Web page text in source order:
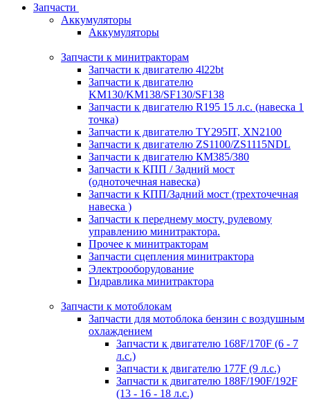
Запчасти
Аккумуляторы
Аккумуляторы
Запчасти к минитракторам
Запчасти к двигателю 4l22bt
Запчасти к двигателю
KM130/KM138/SF130/SF138
Запчасти к двигателю R195 15 л.с. (навеска 1
точка)
Запчасти к двигателю TY295IT, XN2100
Запчасти к двигателю ZS1100/ZS1115NDL
Запчасти к двигателю КМ385/380
Запчасти к КПП / Задний мост
(одноточечная навеска)
Запчасти к КПП/Задний мост (трехточечная
навеска )
Запчасти к переднему мосту, рулевому
управлению минитрактора.
Прочее к минитракторам
Запчасти сцепления минитрактора
Электрооборудование
Гидравлика минитрактора
Запчасти к мотоблокам
Запчасти для мотоблока бензин с воздушным
охлаждением
Запчасти к двигателю 168F/170F (6 - 7
л.с.)
Запчасти к двигателю 177F (9 л.с.)
Запчасти к двигателю 188F/190F/192F
(13 - 16 - 18 л.с.)